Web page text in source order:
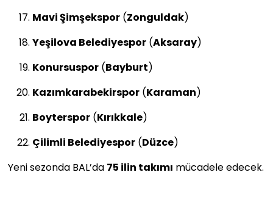
Mavi Şimşekspor (Zonguldak)
Yeşilova Belediyespor (Aksaray)
Konursuspor (Bayburt)
Kazımkarabekirspor (Karaman)
Boyterspor (Kırıkkale)
Çilimli Belediyespor (Düzce)
Yeni sezonda BAL’da 75 ilin takımı mücadele edecek.